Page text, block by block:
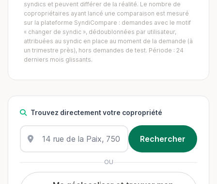
syndics et peuvent différer de la réalité. Le nombre de
copropriétaires ayant lancé une comparaison est mesuré
sur la plateforme SyndiCompare : demandes avec le motif
« changer de syndic », dédoublonnées par utilisateur,
attribuées au syndic en place au moment de la demande (à
un trimestre près), hors demandes de test. Période : 24
derniers mois glissants.
Trouvez directement votre copropriété
OU